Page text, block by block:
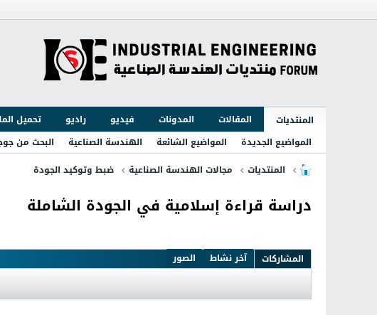
المنتديات المقالات المدونات فيديو راديو تحميل
المواضيع الجديدة
المواضيع الشائعة الهندسة الصناعية
البحث من
المنتديات
مجالات الهندسة الصناعية ضبط وتوكيد الجودة
دراسة قراءة إسلامية في الجودة الشاملة
المشاركات آخر نشاط الصور